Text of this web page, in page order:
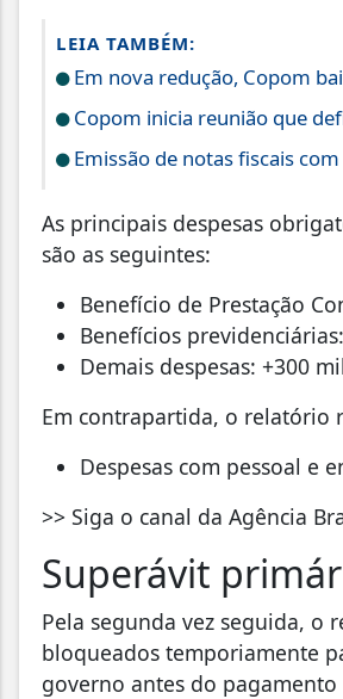
LEIA TAMBÉM:
Em nova redução, Copom
Copom inicia reunião que
Emissão de notas fiscais
As principais despesas
são as seguintes:
Benefício de Prestação
Benefícios
Demais despesas: +300
Em contrapartida, o relatório
Despesas com pessoal e
>> Siga o canal da Agência
Superávit
Pela segunda vez seguida, o
bloqueados temporiamente
governo antes do